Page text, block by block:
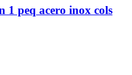
1 peq acero inox cols